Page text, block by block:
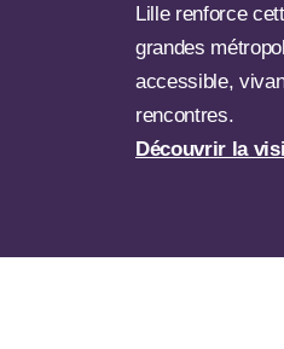
Lille renforce
grandes
accessible,
rencontres.
Découvrir la